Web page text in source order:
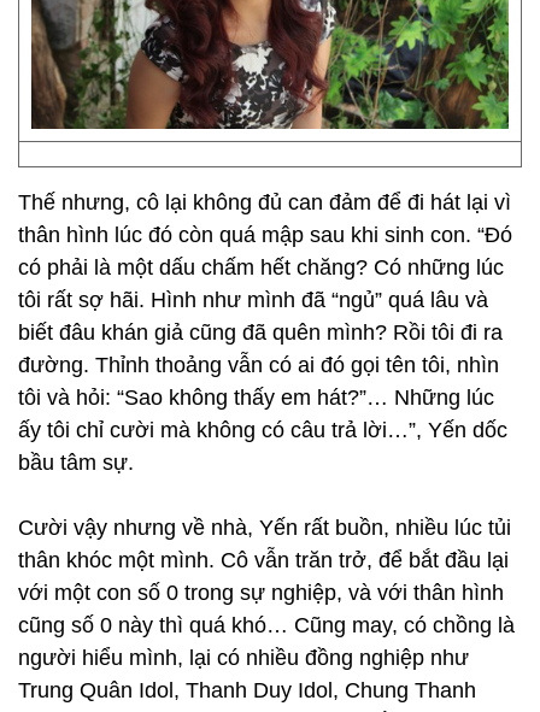
Thế nhưng, cô lại không đủ can đảm để đi hát lại vì
thân hình lúc đó còn quá mập sau khi sinh con. “Đó
có phải là một dấu chấm hết chăng? Có những lúc
tôi rất sợ hãi. Hình như mình đã “ngủ” quá lâu và
biết đâu khán giả cũng đã quên mình? Rồi tôi đi ra
đường. Thỉnh thoảng vẫn có ai đó gọi tên tôi, nhìn
tôi và hỏi: “Sao không thấy em hát?”… Những lúc
ấy tôi chỉ cười mà không có câu trả lời…”, Yến dốc
bầu tâm sự.
Cười vậy nhưng về nhà, Yến rất buồn, nhiều lúc tủi
thân khóc một mình. Cô vẫn trăn trở, để bắt đầu lại
với một con số 0 trong sự nghiệp, và với thân hình
cũng số 0 này thì quá khó… Cũng may, có chồng là
người hiểu mình, lại có nhiều đồng nghiệp như
Trung Quân Idol, Thanh Duy Idol, Chung Thanh